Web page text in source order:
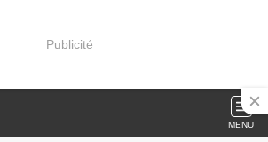
Publicité
MENU